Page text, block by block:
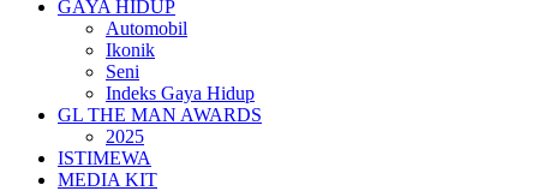
GAYA HIDUP
Automobil
Ikonik
Seni
Indeks Gaya Hidup
GL THE MAN AWARDS
2025
ISTIMEWA
MEDIA KIT